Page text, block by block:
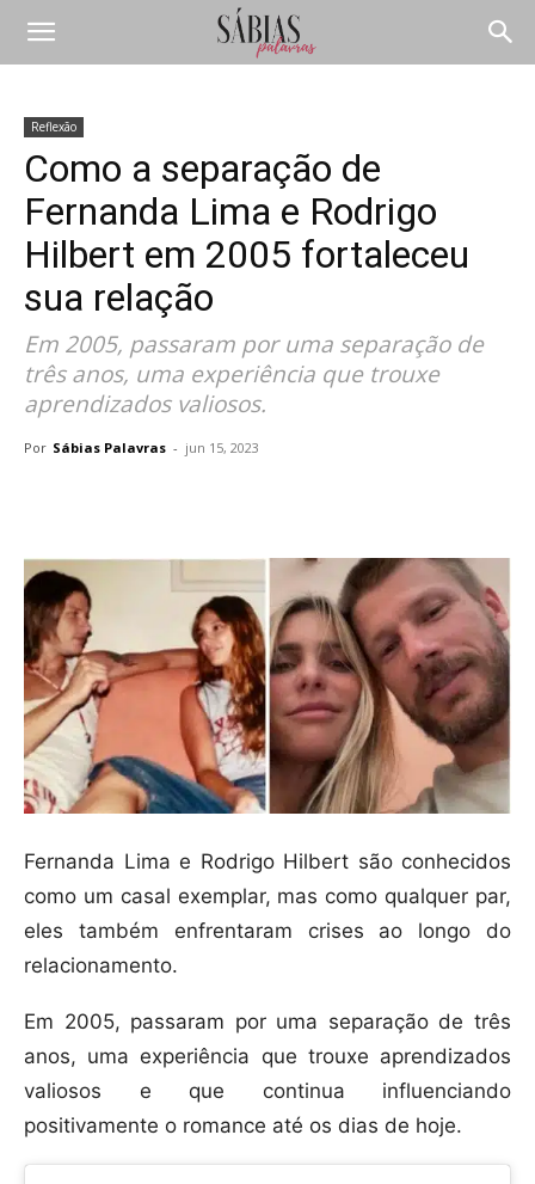
Reflexão
Como a separação de
Fernanda Lima e Rodrigo
Hilbert em 2005 fortaleceu
sua relação
Em 2005, passaram por uma separação de
três anos, uma experiência que trouxe
aprendizados valiosos.
Por Sábias Palavras - jun 15, 2023
Fernanda Lima e Rodrigo Hilbert são conhecidos
como um casal exemplar, mas como qualquer par,
eles também enfrentaram crises ao longo do
relacionamento.
Em 2005, passaram por uma separação de três
anos, uma experiência que trouxe aprendizados
valiosos e que continua influenciando
positivamente o romance até os dias de hoje.